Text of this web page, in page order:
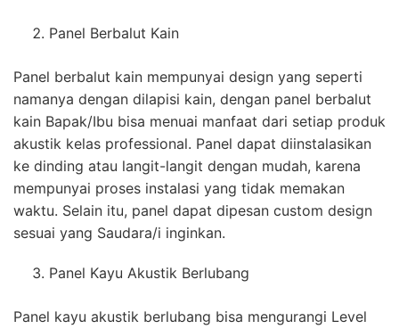
Panel Berbalut Kain
Panel berbalut kain mempunyai design yang seperti
namanya dengan dilapisi kain, dengan panel berbalut
kain Bapak/Ibu bisa menuai manfaat dari setiap produk
akustik kelas professional. Panel dapat diinstalasikan
ke dinding atau langit-langit dengan mudah, karena
mempunyai proses instalasi yang tidak memakan
waktu. Selain itu, panel dapat dipesan custom design
sesuai yang Saudara/i inginkan.
Panel Kayu Akustik Berlubang
Panel kayu akustik berlubang bisa mengurangi Level